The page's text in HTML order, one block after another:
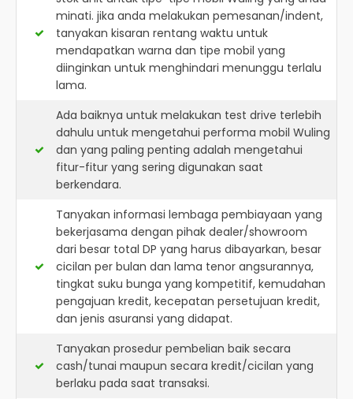
minati. jika anda melakukan pemesanan/indent,
tanyakan kisaran rentang waktu untuk
mendapatkan warna dan tipe mobil yang
diinginkan untuk menghindari menunggu terlalu
lama.
Ada baiknya untuk melakukan test drive terlebih
dahulu untuk mengetahui performa mobil Wuling
dan yang paling penting adalah mengetahui
fitur-fitur yang sering digunakan saat
berkendara.
Tanyakan informasi lembaga pembiayaan yang
bekerjasama dengan pihak dealer/showroom
dari besar total DP yang harus dibayarkan, besar
cicilan per bulan dan lama tenor angsurannya,
tingkat suku bunga yang kompetitif, kemudahan
pengajuan kredit, kecepatan persetujuan kredit,
dan jenis asuransi yang didapat.
Tanyakan prosedur pembelian baik secara
cash/tunai maupun secara kredit/cicilan yang
berlaku pada saat transaksi.